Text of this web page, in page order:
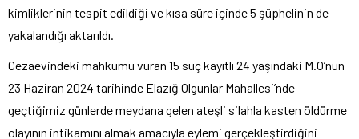
kimliklerinin tespit edildiği ve kısa süre içinde 5 şüphelinin de
yakalandığı aktarıldı.
Cezaevindeki mahkumu vuran 15 suç kayıtlı 24 yaşındaki M.O’nun
23 Haziran 2024 tarihinde Elazığ Olgunlar Mahallesi’nde
geçtiğimiz günlerde meydana gelen ateşli silahla kasten öldürme
olayının intikamını almak amacıyla eylemi gerçekleştirdiğini